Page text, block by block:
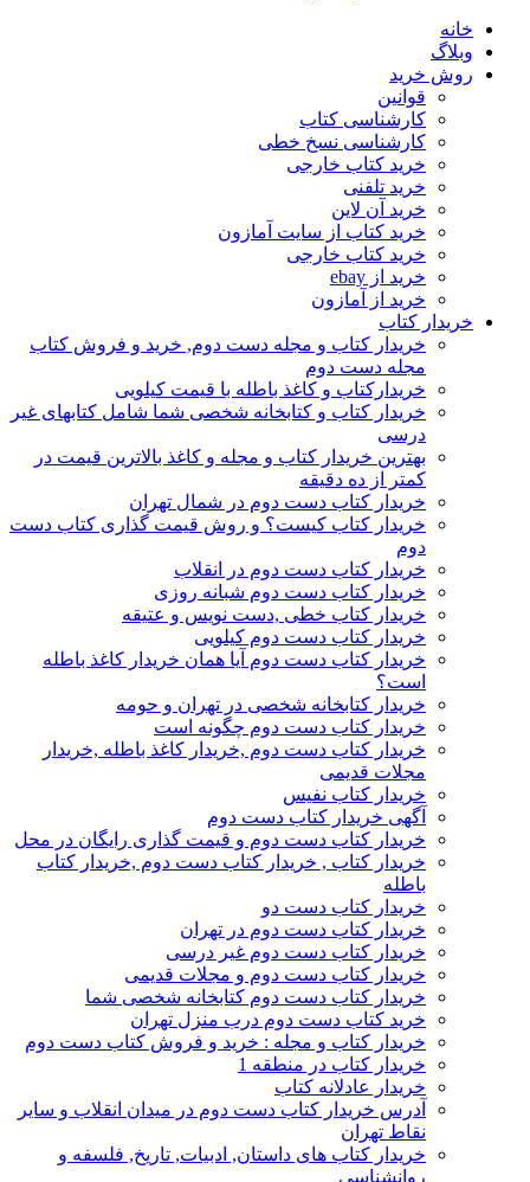
خانه
وبلاگ
روش خرید
قوانین
کارشناسی کتاب
کارشناسی نسخ خطی
خرید کتاب خارجی
خرید تلفنی
خرید آن لاین
خرید کتاب از سایت آمازون
خرید کتاب خارجی
خرید از ebay
خرید از آمازون
خریدار کتاب
خریدار کتاب و مجله دست دوم, خرید و فروش کتاب
مجله دست دوم
خریدارکتاب و کاغذ باطله با قیمت کیلویی
خریدار کتاب و کتابخانه شخصی شما شامل کتابهای غیر
درسی
بهترین خریدار کتاب و مجله و کاغذ بالاترین قیمت در
کمتر از ده دقیقه
خریدار کتاب دست دوم در شمال تهران
خریدار کتاب کیست؟ و روش قیمت گذاری کتاب دست
دوم
خریدار کتاب دست دوم در انقلاب
خریدار کتاب دست دوم شبانه روزی
خریدار کتاب خطی ,دست نویس و عتیقه
خریدار کتاب دست دوم کیلویی
خریدار کتاب دست دوم آیا همان خریدار کاغذ باطله
است؟
خریدار کتابخانه شخصی در تهران و حومه
خریدار کتاب دست دوم چگونه است
خریدار کتاب دست دوم ,خریدار کاغذ باطله ,خریدار
مجلات قدیمی
خریدار کتاب نفیس
آگهی خریدار کتاب دست دوم
خریدار کتاب دست دوم و قیمت گذاری رایگان در محل
خریدار کتاب , خریدار کتاب دست دوم ,خریدار کتاب
باطله
خریدار کتاب دست دو
خریدار کتاب دست دوم در تهران
خریدار کتاب دست دوم غیر درسی
خریدار کتاب دست دوم و مجلات قدیمی
خریدار کتاب دست دوم کتابخانه شخصی شما
خرید کتاب دست دوم درب منزل تهران
خریدار کتاب و مجله : خرید و فروش کتاب دست دوم
خریدار کتاب در منطقه 1
خریدار عادلانه کتاب
آدرس خریدار کتاب دست دوم در میدان انقلاب و سایر
نقاط تهران
خریدار کتاب های داستان, ادبیات, تاریخ, فلسفه و
روانشناسی